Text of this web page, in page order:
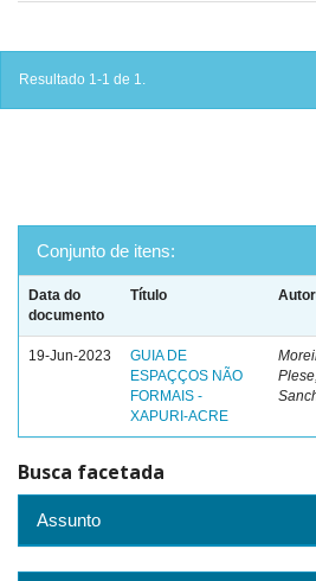
Resultado 1-1 de 1.
Conjunto de itens:
Data do
documento
Título
19-Jun-2023
GUIA DE
ESPAÇÇOS NÃO
FORMAIS -
XAPURI-ACRE
Busca facetada
Assunto